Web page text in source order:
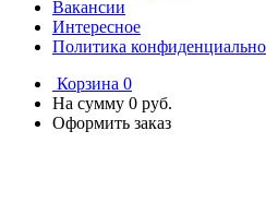
Вакансии
Интересное
Политика
Корзина 0
На сумму 0 руб.
Оформить заказ